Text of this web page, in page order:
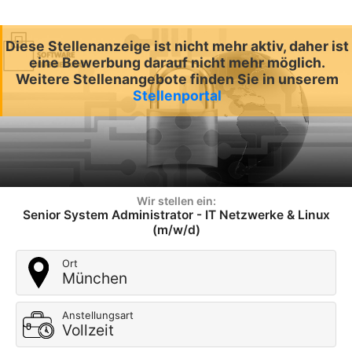
Diese Stellenanzeige ist nicht mehr aktiv, daher ist
eine Bewerbung darauf nicht mehr möglich.
Weitere Stellenangebote finden Sie in unserem
Stellenportal
Wir stellen ein:
Senior System Administrator - IT Netzwerke & Linux
(m/w/d)
Ort
München
Anstellungsart
Vollzeit